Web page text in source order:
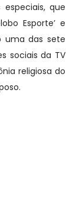
que
Esporte’ e
uma das sete
sociais da TV
religiosa do